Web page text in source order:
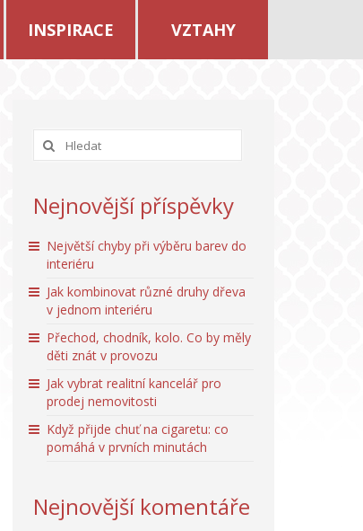
INSPIRACE VZTAHY
Nejnovější příspěvky
Největší chyby při výběru barev do
interiéru
Jak kombinovat různé druhy dřeva
v jednom interiéru
Přechod, chodník, kolo. Co by měly
děti znát v provozu
Jak vybrat realitní kancelář pro
prodej nemovitosti
Když přijde chuť na cigaretu: co
pomáhá v prvních minutách
Nejnovější komentáře